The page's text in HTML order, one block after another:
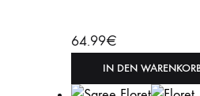
64.99€
IN DEN